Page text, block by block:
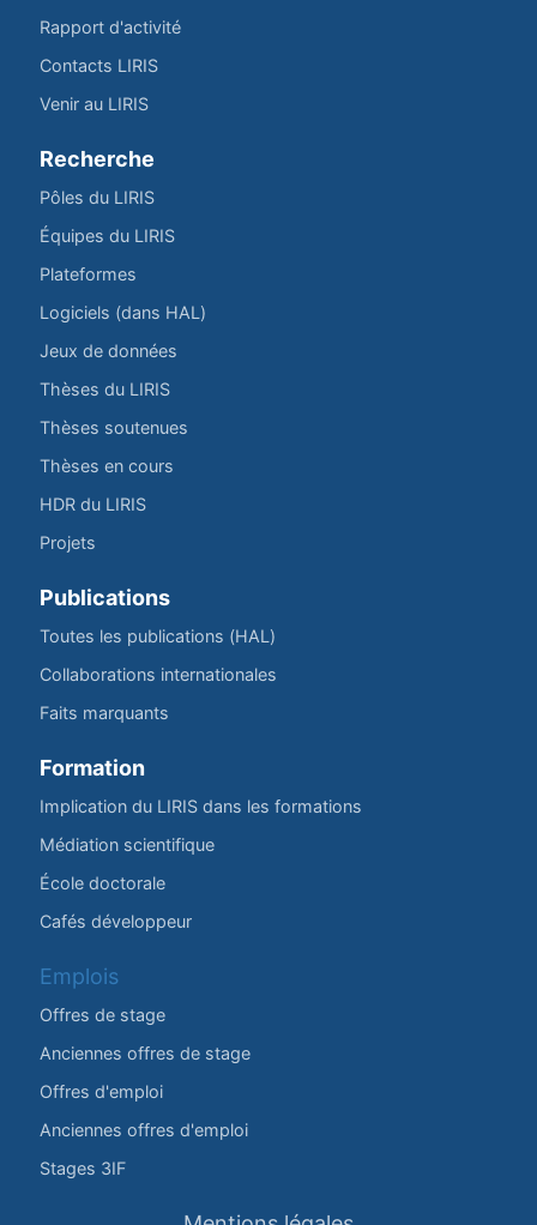
Rapport d'activité
Contacts LIRIS
Venir au LIRIS
Recherche
Pôles du LIRIS
Équipes du LIRIS
Plateformes
Logiciels (dans HAL)
Jeux de données
Thèses du LIRIS
Thèses soutenues
Thèses en cours
HDR du LIRIS
Projets
Publications
Toutes les publications (HAL)
Collaborations internationales
Faits marquants
Formation
Implication du LIRIS dans les formations
Médiation scientifique
École doctorale
Cafés développeur
Emplois
Offres de stage
Anciennes offres de stage
Offres d'emploi
Anciennes offres d'emploi
Stages 3IF